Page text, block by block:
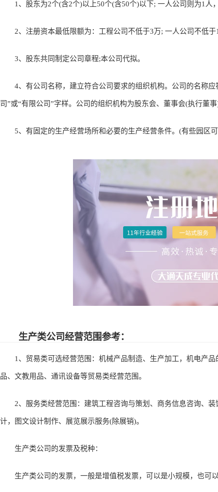
1、股东为2个(含2个)以上50个(含50个)以下; 一人公司则为1人
2、注册资本最低限额为：工程公司不低于3万; 一人公司不低于
3、股东共同制定公司章程;本公司代拟。
4、有公司名称，建立符合公司要求的组织机构。公司的名称应
司”或“有限公司”字样。公司的组织机构为股东会、董事会(执行董
5、有固定的生产经营场所和必要的生产经营条件。(有些园区
生产类公司经营范围参考：
1、贸易类可选经营范围：机械产品制造、生产加工，机电产品
品、文教用品、通讯设备等贸易类经营范围。
2、服务类经营范围：建筑工程咨询与策划、商务信息咨询、装
计，图文设计制作、展览展示服务(除展销)。
生产类公司的发票及税种：
生产类公司的发票，一般是增值税发票，可以是小规模，也可